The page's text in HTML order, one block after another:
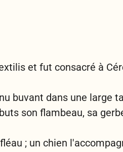
et fut consacré à
buvant dans une large
son flambeau, sa
; un chien